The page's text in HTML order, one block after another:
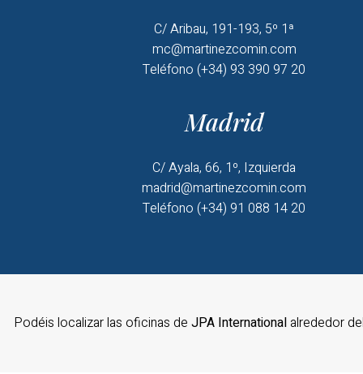
C/ Aribau, 191-193, 5º 1ª
mc@martinezcomin.com
Teléfono (+34) 93 390 97 20
Madrid
C/ Ayala, 66, 1º, Izquierda
madrid@martinezcomin.com
Teléfono (+34) 91 088 14 20
Podéis localizar las oficinas de JPA International alrededor